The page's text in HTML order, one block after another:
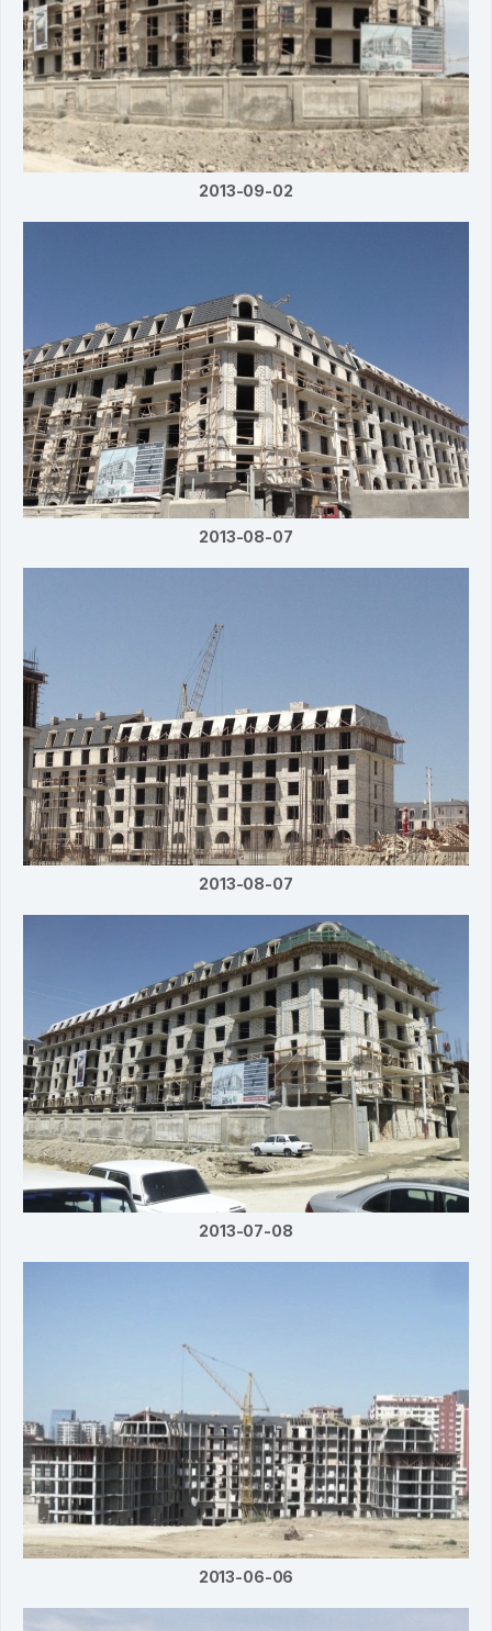
2013-09-02
2013-08-07
2013-08-07
2013-07-08
2013-06-06